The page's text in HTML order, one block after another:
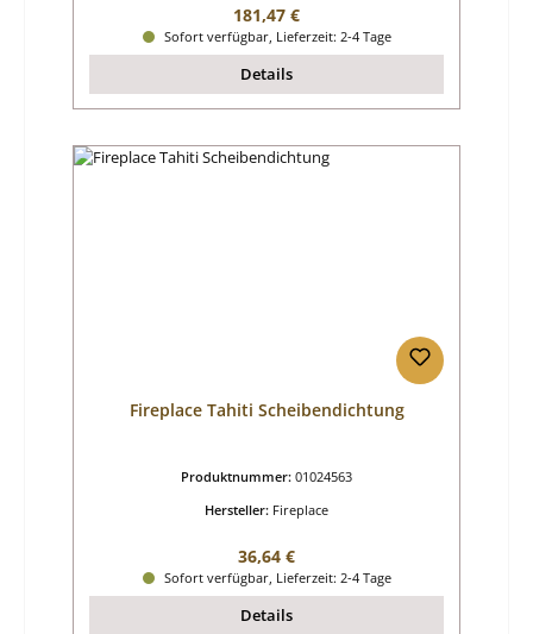
Regulärer Preis:
181,47 €
Sofort verfügbar, Lieferzeit: 2-4 Tage
Details
Fireplace Tahiti Scheibendichtung
Produktnummer: 01024563
Hersteller: Fireplace
Regulärer Preis:
36,64 €
Sofort verfügbar, Lieferzeit: 2-4 Tage
Details